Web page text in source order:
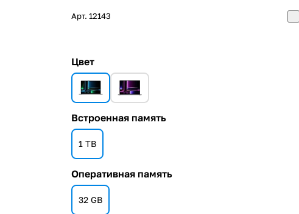
Арт.12143
Цвет
Встроенная память
1 TB
Оперативная память
32 GB